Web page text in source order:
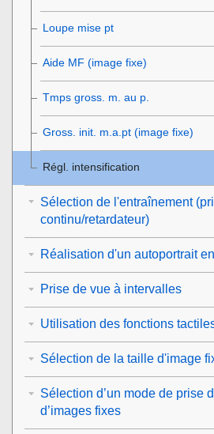
Loupe mise pt
Aide MF (image fixe)
Tmps gross. m. au p.
Gross. init. m.a.pt (image fixe)
Régl. intensification
Sélection de l'entraînement
continu/retardateur)
Réalisation d'un autoportrait
Prise de vue à intervalles
Utilisation des fonctions
Sélection de la taille d'image
Sélection d’un mode de prise
d’images fixes